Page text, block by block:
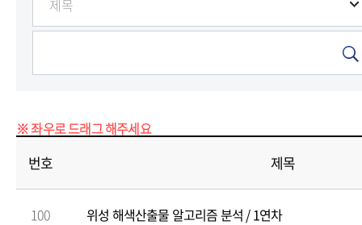
번호 제목
100 위성 해색산출물 알고리즘 분석 / 1연차